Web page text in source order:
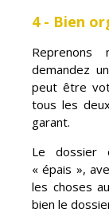
4 - Bien
demandez
peut être
tous les
garant.
Le dossier
« épais »,
les choses
bien le